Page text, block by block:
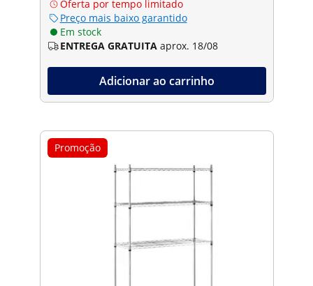
Oferta por tempo limitado
Preço mais baixo garantido
Em stock
ENTREGA GRATUITA aprox. 18/08
Adicionar ao carrinho
Promoção